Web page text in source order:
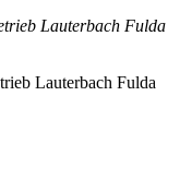
Lauterbach Fulda
Lauterbach Fulda